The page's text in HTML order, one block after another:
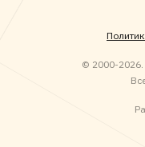
© 2000-2026.